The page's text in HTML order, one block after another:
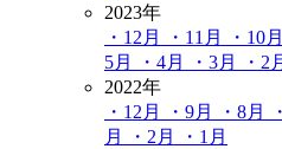
2023年
・12月
・11月 ・10月
5月
・4月 ・3月 ・2
2022年
・12月
・9月 ・8月
月
・2月
・1月